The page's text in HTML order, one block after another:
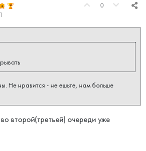
0
Не нравится - не ешьте, нам больше
второй(третьей) очереди уже